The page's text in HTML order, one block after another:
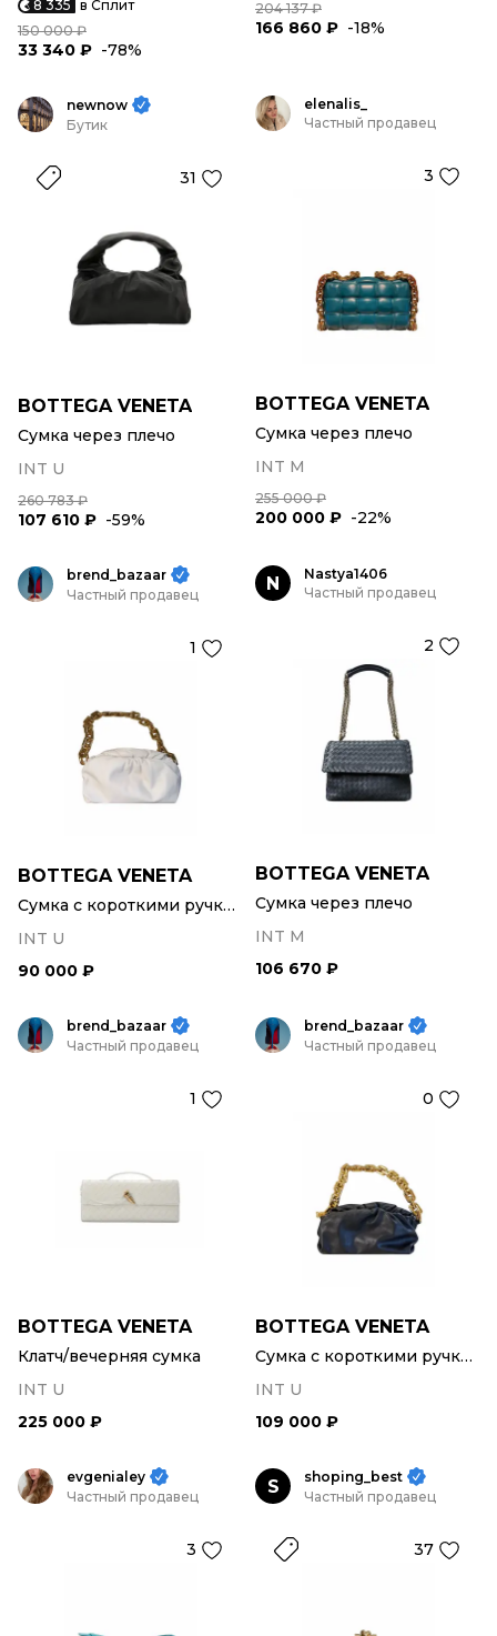
8 335 в Сплит
150 000 ₽
33 340 ₽ -78%
204 137 ₽
166 860 ₽ -18%
newnow
Бутик
31
BOTTEGA VENETA
Сумка через плечо
INT U
260 783 ₽
107 610 ₽ -59%
elenalis_
Частный продавец
3
BOTTEGA VENETA
Сумка через плечо
INT M
255 000 ₽
200 000 ₽ -22%
brend_bazaar
Частный продавец
1
BOTTEGA VENETA
Сумка с короткими ручками
INT U
90 000 ₽
N
Nastya1406
Частный продавец
2
BOTTEGA VENETA
Сумка через плечо
INT M
106 670 ₽
brend_bazaar
Частный продавец
1
BOTTEGA VENETA
Клатч/вечерняя сумка
INT U
225 000 ₽
brend_bazaar
Частный продавец
0
BOTTEGA VENETA
Сумка с короткими ручками
INT U
109 000 ₽
evgenialey
Частный продавец
3
S
shoping_best
Частный продавец
37